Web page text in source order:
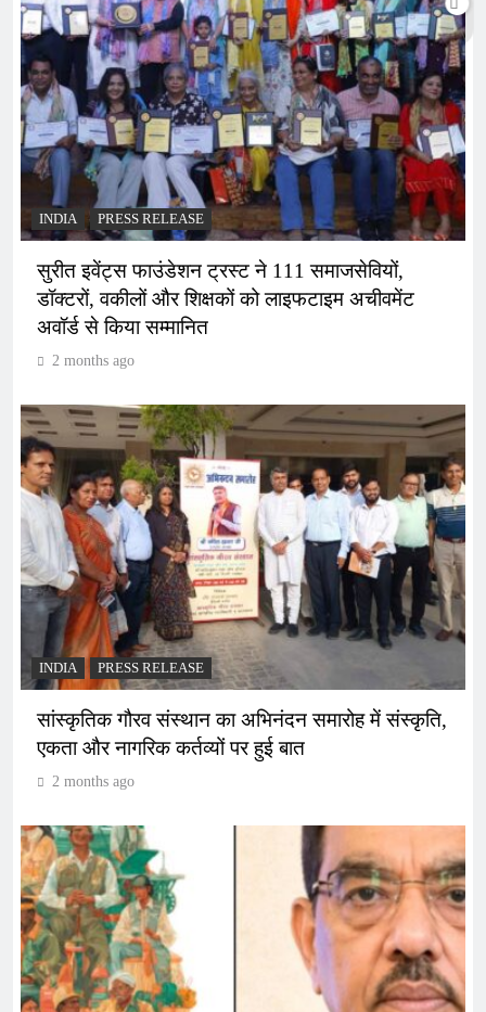
INDIA PRESS RELEASE
सुरीत इवेंट्स फाउंडेशन ट्रस्ट ने 111 समाजसेवियों,
डॉक्टरों, वकीलों और शिक्षकों को लाइफटाइम अचीवमेंट
अवॉर्ड से किया सम्मानित
2 months ago
INDIA PRESS RELEASE
सांस्कृतिक गौरव संस्थान का अभिनंदन समारोह में संस्कृति,
एकता और नागरिक कर्तव्यों पर हुई बात
2 months ago